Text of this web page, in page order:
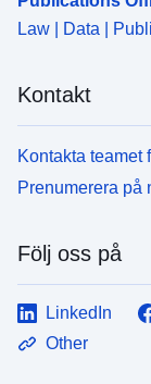
Typ:
Law | Data |
Kontakt
Kontakta teamet
Prenumerera på
Följ oss på
LinkedIn
Other